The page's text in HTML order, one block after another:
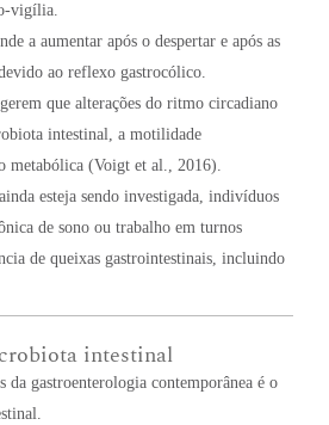
vigília.
a aumentar após o despertar e após as
ao reflexo gastrocólico.
que alterações do ritmo circadiano
intestinal, a motilidade
metabólica (Voigt et al., 2016).
esteja sendo investigada, indivíduos
de sono ou trabalho em turnos
de queixas gastrointestinais, incluindo
intestinal
da gastroenterologia contemporânea é o